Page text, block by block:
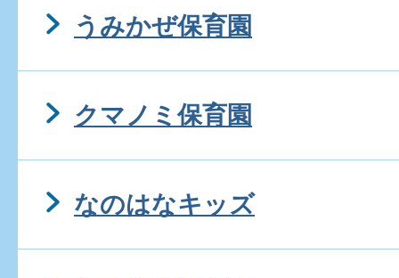
うみかぜ保育園
クマノミ保育園
なのはなキッズ